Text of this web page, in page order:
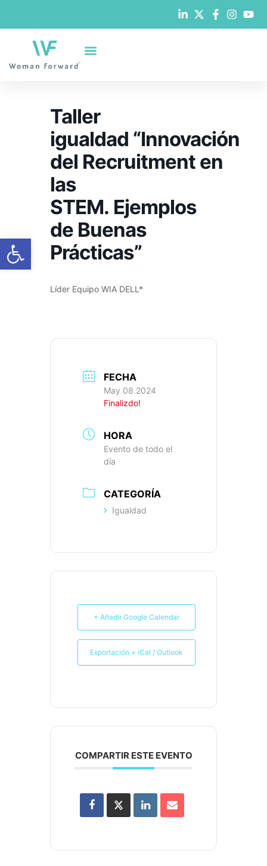
Abrir barra de herramientas
Taller
igualdad “Innovación
del Recruitment en
las
STEM. Ejemplos
de Buenas
Prácticas”
Líder Equipo WIA DELL*
FECHA
May 08 2024
Finalizdo!
HORA
Evento de todo el
día
CATEGORÍA
Igualdad
+ Añadir Google Calendar
Exportación + iCal / Outlook
COMPARTIR ESTE EVENTO